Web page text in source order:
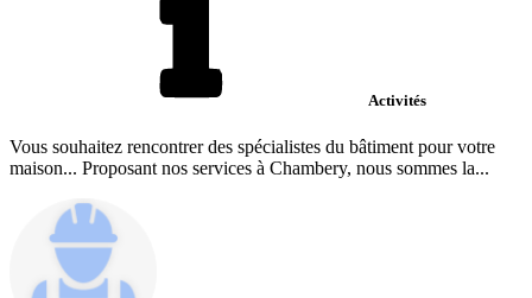
Activités
Vous souhaitez rencontrer des spécialistes du bâtiment pour votre
maison... Proposant nos services à Chambery, nous sommes la...